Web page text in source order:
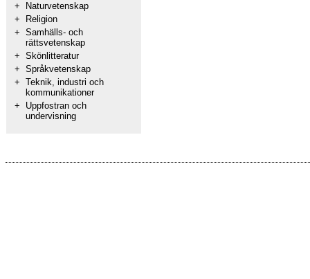
+
Naturvetenskap
+
Religion
+ Samhälls- och
rättsvetenskap
+ Skönlitteratur
+ Språkvetenskap
+ Teknik, industri och
kommunikationer
+
Uppfostran och
undervisning